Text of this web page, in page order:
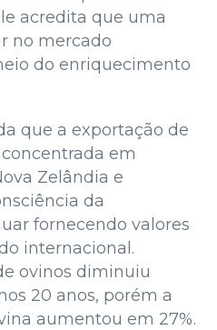
acredita que uma
no mercado
do enriquecimento
que a exportação de
em
Zelândia e
da
fornecendo valores
internacional.
ovinos diminuiu
20 anos, porém a
aumentou em 27%.